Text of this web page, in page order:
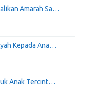
Amarah Sa…
Kepada Ana…
Anak Tercint…